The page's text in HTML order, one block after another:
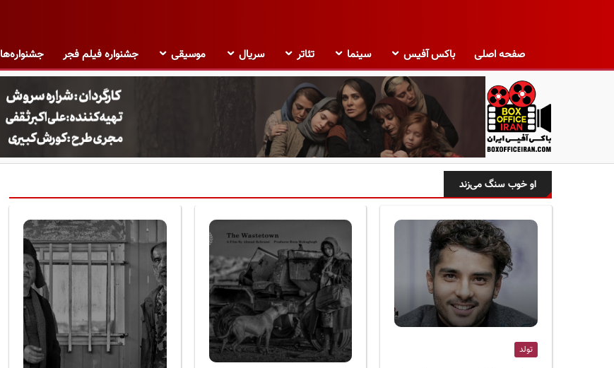
صفحه اصلی باکس آفیس سینما تئاتر سریال موسیقی جشنواره فیلم فجر جشنواره‌ها
ب
ک
س
او خوب سنگ می‌زند
تولد